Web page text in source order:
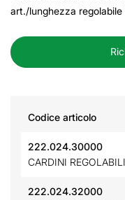
art./lunghezza regolabile
Codice articolo
222.024.30000
CARDINI
222.024.32000